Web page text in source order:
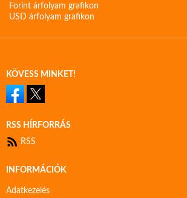
Forint árfolyam grafikon
USD árfolyam grafikon
KÖVESS MINKET!
RSS HÍRFORRÁS
RSS
INFORMÁCIÓK
Adatkezelés